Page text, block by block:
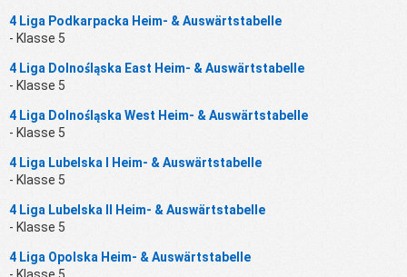
4 Liga Podkarpacka Heim- & Auswärtstabelle
- Klasse 5
4 Liga Dolnośląska East Heim- & Auswärtstabelle
- Klasse 5
4 Liga Dolnośląska West Heim- & Auswärtstabelle
- Klasse 5
4 Liga Lubelska I Heim- & Auswärtstabelle
- Klasse 5
4 Liga Lubelska II Heim- & Auswärtstabelle
- Klasse 5
4 Liga Opolska Heim- & Auswärtstabelle